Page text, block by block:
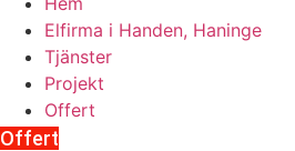
Elfirma i Handen, Haninge
Tjänster
Projekt
Offert
Offert